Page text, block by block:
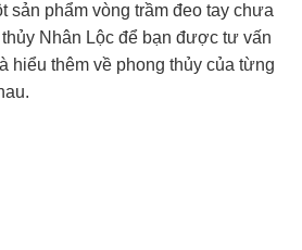
sản phẩm vòng trầm đeo tay chưa
Nhân Lộc để bạn được tư vấn
hiểu thêm về phong thủy của từng